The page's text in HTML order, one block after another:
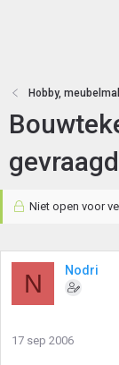
Hobby,
gevraagd
Niet open voor
N Nodri
17 sep 2006